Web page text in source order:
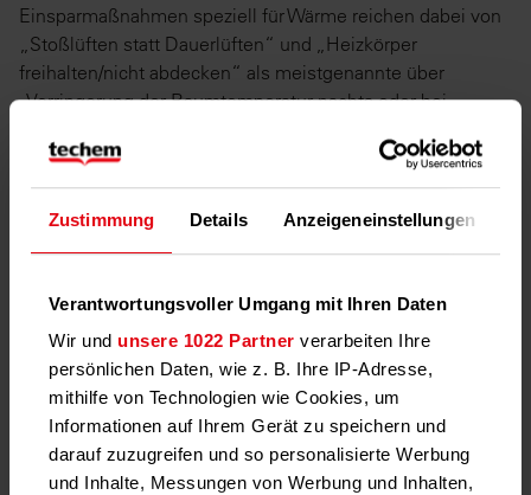
Zustimmung Details Anzeigeneinstellungen
Verantwortungsvoller Umgang mit Ihren Daten
Wir und unsere 1022 Partner verarbeiten Ihre
persönlichen Daten, wie z. B. Ihre IP-Adresse,
mithilfe von Technologien wie Cookies, um
Informationen auf Ihrem Gerät zu speichern und
darauf zuzugreifen und so personalisierte Werbung
und Inhalte, Messungen von Werbung und Inhalten,
Einsparmaßnahmen speziell für Wärme reichen dabei von
„Stoßlüften statt Dauerlüften“ und „Heizkörper
freihalten/nicht abdecken“ als meistgenannte über
„Verringerung der Raumtemperatur nachts oder bei
steuerbaren Heizkörperthermostaten“.
Bessere Kenntnis der
Temperatureinstellung, bessere Steuerung
Immerhin 20 Prozent der Bewohner mit pauschaler
Abrechnung gaben an, bei längerer Abwesenheit die
Raumtemperatur nicht zu reduzieren und die Heizung
durchlaufen zu lassen. Unter den Bewohnern mit
verbrauchsabhängiger Abrechnung waren es mit zehn
Prozent nur halb so viele. Lediglich 24 Prozent der